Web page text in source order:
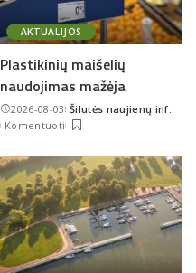
AKTUALIJOS
Plastikinių maišelių
naudojimas mažėja
2026-08-03Posted
by
Šilutės naujienų inf.
Komentuoti